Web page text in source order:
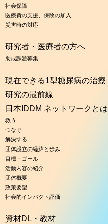
社会保障
医療費の支援、保険の加入
災害時の対応
研究者・医療者の方へ
助成課題募集
現在できる1型糖尿病の治療
研究の最前線
日本IDDM ネットワークとは
救う
つなぐ
解決する
団体設立の経緯と歩み
目標・ゴール
活動内容の紹介
団体概要
政策要望
社会的インパクト評価
資材DL・教材